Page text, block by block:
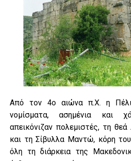
Από τον 4ο αιώνα π.Χ. η
νομίσματα, ασημένια και
απεικόνιζαν πολεμιστές, τη
και τη Σίβυλλα Μαντώ, κόρη του
όλη τη διάρκεια της